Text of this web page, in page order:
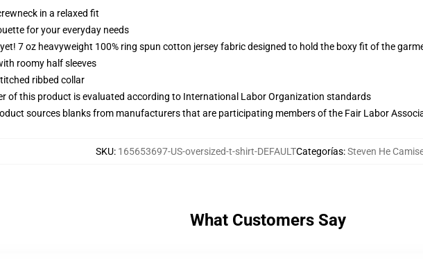
in a relaxed fit
for your everyday needs
7 oz heavyweight 100% ring spun cotton jersey fabric designed to hold the boxy fit of the
roomy half sleeves
ribbed collar
of this product is evaluated according to International Labor Organization standards
sources blanks from manufacturers that are participating members of the Fair Labor
SKU: 165653697-US-oversized-t-shirt-DEFAULTCategorías:Steven He
What Customers Say